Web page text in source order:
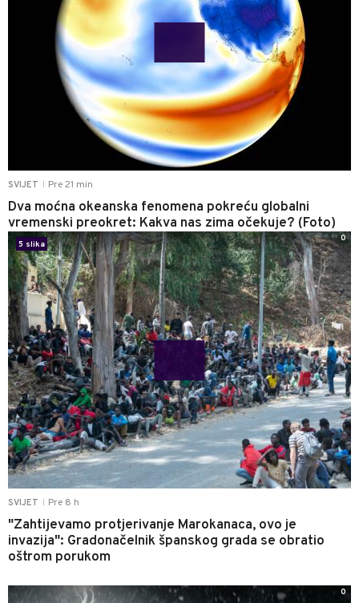
SVIJET Pre 21 min
Dva moćna okeanska fenomena pokreću globalni
vremenski preokret: Kakva nas zima očekuje? (Foto)
SVIJET Pre 8 h
"Zahtijevamo protjerivanje Marokanaca, ovo je
invazija": Gradonačelnik španskog grada se obratio
oštrom porukom
5 slika
0
0